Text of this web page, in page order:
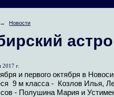
→ Новости
2017 г.
и первого октября в
9 м класса - Козлов Илья,
- Полушина Мария и